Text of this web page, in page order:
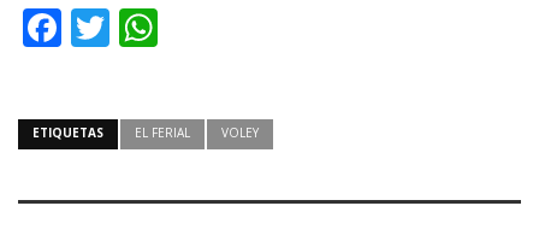
Facebook
Twitter
ETIQUETAS EL FERIAL VOLEY